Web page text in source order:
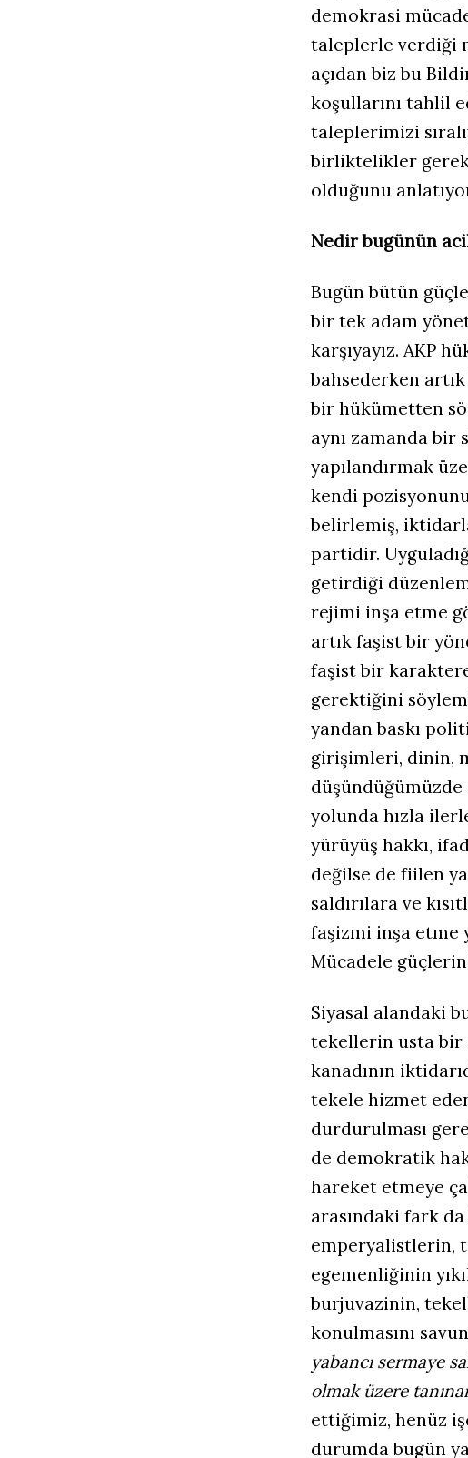
demokrasi
taleplerle verdiği
açıdan biz bu
koşullarını tahlil
taleplerimizi
birliktelikler
olduğunu
Nedir bugünün
Bugün bütün
bir tek adam
karşıyayız. AKP
bahsederken
bir hükümetten
aynı zamanda bir
yapılandırmak
kendi
belirlemiş,
partidir.
getirdiği
rejimi inşa etme
artık faşist bir
faşist bir
gerektiğini
yandan baskı
girişimleri, dinin,
yolunda hızla
yürüyüş hakkı,
değilse de fiilen
saldırılara ve
faşizmi inşa etme
Mücadele
Siyasal alandaki
tekellerin usta bir
kanadının
tekele hizmet
durdurulması
de demokratik
hareket etmeye
arasındaki fark da
emperyalistlerin,
egemenliğinin
burjuvazinin,
konulmasını
yabancı sermaye
olmak üzere
ettiğimiz, henüz
durumda bugün